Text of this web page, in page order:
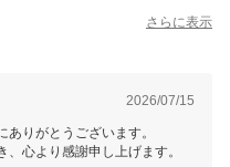
さらに表示
2026/07/15
りがとうございます。
心より感謝申し上げます。